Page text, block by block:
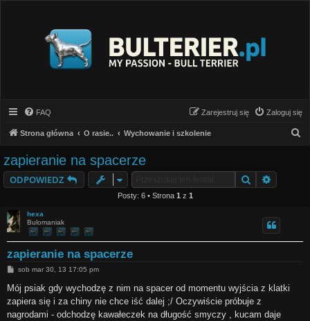
FAQ Zaloguj się
Zarejestruj się
Strona główna O rasie.. Wychowanie i szkolenie
zapieranie na spacerze
ODPOWIEDZ Szukaj
Posty: 6 • Strona 1 z 1
hexa
Bulomaniak
zapieranie na spacerze
P
s
t
sob mar 30, 13 17:05 pm
Mój psiak gdy wychodzę z nim na spacer od momentu wyjścia z klatki
zapiera się i za chiny nie chce iść dalej ;/ Oczywiście próbuje z
nagrodami - odchodzę kawałeczek na długość smyczy , kucam daje